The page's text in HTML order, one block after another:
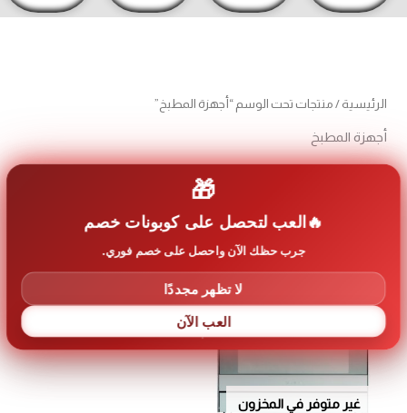
الرئيسية / منتجات تحت الوسم “أجهزة المطبخ”
أجهزة المطبخ
غير متوفر في المخزون
🎁
العب لتحصل على كوبونات خصم
جرب حظك الآن واحصل على خصم فوري.
لا تظهر مجددًا
العب الآن